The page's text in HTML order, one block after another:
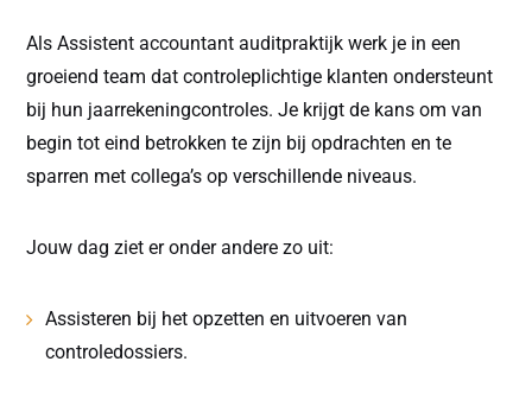
Als Assistent accountant auditpraktijk werk je in een
groeiend team dat controleplichtige klanten ondersteunt
bij hun jaarrekeningcontroles. Je krijgt de kans om van
begin tot eind betrokken te zijn bij opdrachten en te
sparren met collega’s op verschillende niveaus.
Jouw dag ziet er onder andere zo uit:
Assisteren bij het opzetten en uitvoeren van
controledossiers.